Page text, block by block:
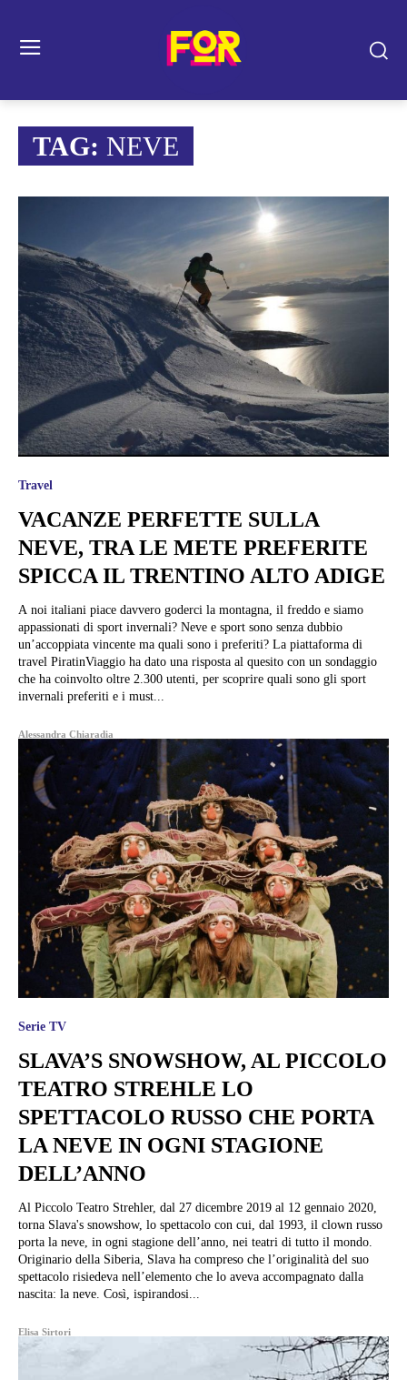
TAG: NEVE
Travel
VACANZE PERFETTE SULLA
NEVE, TRA LE METE PREFERITE
SPICCA IL TRENTINO ALTO ADIGE
A noi italiani piace davvero goderci la montagna, il freddo e siamo
appassionati di sport invernali? Neve e sport sono senza dubbio
un’accoppiata vincente ma quali sono i preferiti? La piattaforma di
travel PiratinViaggio ha dato una risposta al quesito con un sondaggio
che ha coinvolto oltre 2.300 utenti, per scoprire quali sono gli sport
invernali preferiti e i must...
Alessandra Chiaradia
Serie TV
SLAVA’S SNOWSHOW, AL PICCOLO
TEATRO STREHLE LO
SPETTACOLO RUSSO CHE PORTA
LA NEVE IN OGNI STAGIONE
DELL’ANNO
Al Piccolo Teatro Strehler, dal 27 dicembre 2019 al 12 gennaio 2020,
torna Slava's snowshow, lo spettacolo con cui, dal 1993, il clown russo
porta la neve, in ogni stagione dell’anno, nei teatri di tutto il mondo.
Originario della Siberia, Slava ha compreso che l’originalità del suo
spettacolo risiedeva nell’elemento che lo aveva accompagnato dalla
nascita: la neve. Così, ispirandosi...
Elisa Sirtori